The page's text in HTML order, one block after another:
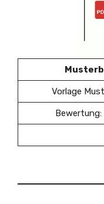
Vorlage
Bewertung: